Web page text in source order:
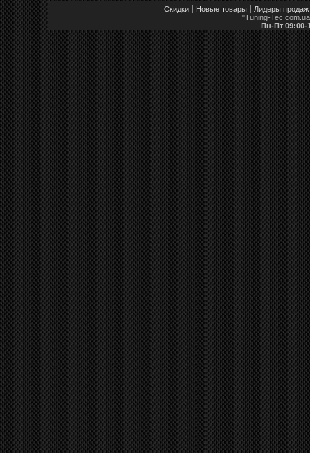
Скидки Новые товары
Лидеры продаж
"Tuning-
Пн-Пт 09:00-